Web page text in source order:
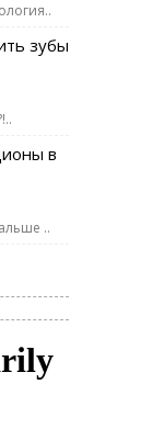
зубы
в
..